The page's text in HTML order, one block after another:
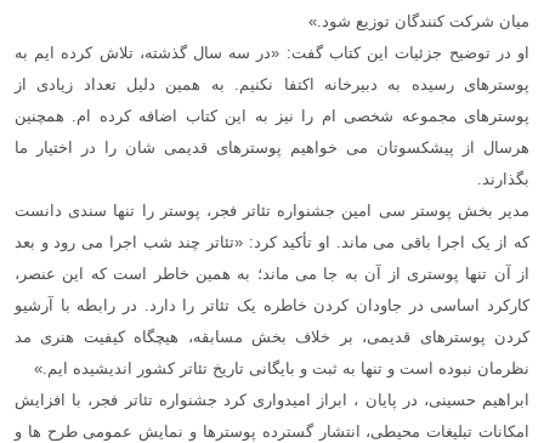
میان شرکت کنندگان توزیع شود.»
او در توضیح جزئیات این کتاب گفت: «در سه سال گذشته، تلاش کرده ایم به
پوسترهای رسیده به دبیرخانه اکتفا نکنیم. به همین دلیل تعداد زیادی از
پوسترهای مجموعه شخصی ام را نیز به این کتاب اضافه کرده ام. همچنین
هرسال از پیشکسوتان می خواهیم پوسترهای قدیمی شان را در اختیار ما
بگذارند.
مدیر بخش پوستر سی امین جشنواره تئاتر فجر، پوستر را تنها سندی دانست
که از یک اجرا باقی می ماند. او تأکید کرد: «تئاتر چند شب اجرا می رود و بعد
از آن تنها پوستری از آن به جا می ماند؛ به همین خاطر است که این عنصر،
کارکرد اساسی در جاودان کردن خاطره یک تئاتر را دارد. در رابطه با آرشیو
کردن پوسترهای قدیمی، بر خلاف بخش مسابقه، هیچگاه کیفیت هنری مد
نظرمان نبوده است و تنها به ثبت و بایگانی تاریخ تئاتر کشور اندیشیده ایم.»
ابراهیم حسینی، در پایان ، ابراز امیدواری کرد جشنواره تئاتر فجر، با افزایش
امکانات تبلیغات محیطی، انتشار گسترده پوسترها و نمایش عمومی طرح ها و